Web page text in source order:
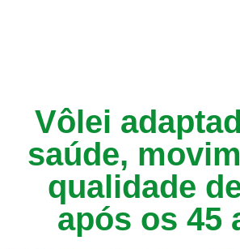
Vôlei
saúde,
qualidade
após os 45